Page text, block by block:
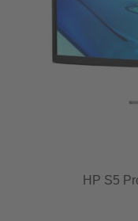
HP S5